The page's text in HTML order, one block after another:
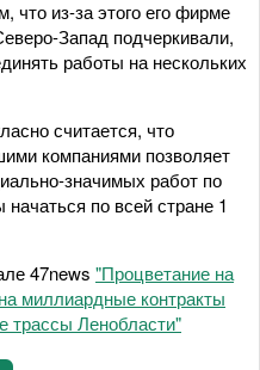
что из-за этого его фирме
Запад подчеркивали,
работы на нескольких
считается, что
компаниями позволяет
значимых работ по
по всей стране 1
47news "Процветание на
миллиардные контракты
трассы Ленобласти"